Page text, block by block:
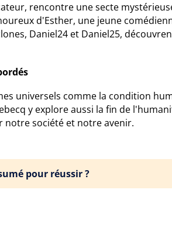
rencontre une secte
d'Esther, une jeune
Daniel24 et Daniel25,
universels comme la condition
y explore aussi la fin de
notre société et notre avenir.
pour réussir ?